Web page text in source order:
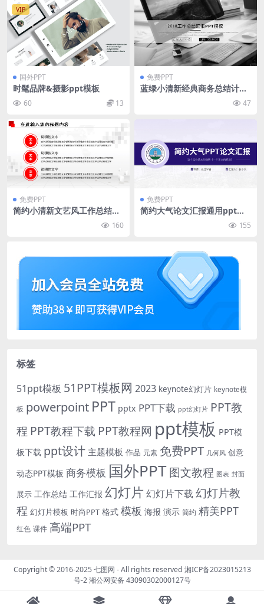
VIP
国外PPT
时髦品牌&摄影ppt模板
60 13
免费PPT
蓝绿小清新经典商务总结计划
47
免费PPT
简约小清新文艺风工作总结报
160
免费PPT
简约大气论文汇报通用ppt模
155
标签
51ppt模板 51PPT模板网 2023 keynote幻灯片 keynote模
板 powerpoint PPT pptx PPT下载 ppt幻灯片 PPT教
程 PPT教程下载 PPT教程网 ppt模板 PPT模
板下载 ppt设计 主题模板 作品 元素 免费PPT 几何风 创意
动态PPT模板 商务模板 国外PPT图文教程 图表 封面
展示 工作总结 工作汇报 幻灯片 幻灯片下载 幻灯片教
程 幻灯片模板 时尚PPT 格式 模板 海报 演示 简约 精美PPT
红色 课件 高端PPT
Copyright © 2016-2025七图网 - All rights reserved 湘ICP备2023015213
号-2湘公网安备 43090302000127号